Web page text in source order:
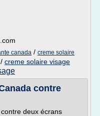
canada / creme solaire
/ creme solaire visage
contre
deux écrans